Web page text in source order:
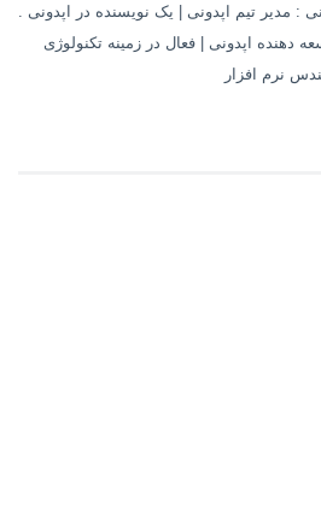
: مدیر تیم اپدونی | یک نویسنده در اپدونی .
دهنده اپدونی | فعال در زمینه تکنولوژی
نرم افزار